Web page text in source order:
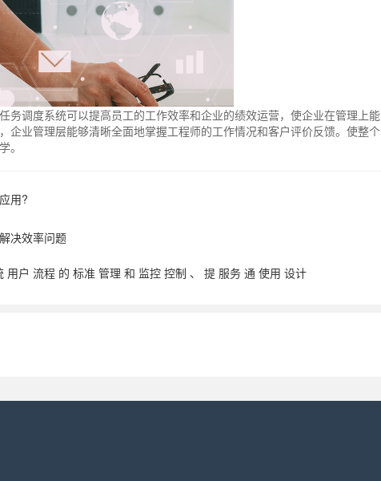
务调度系统可以提高员工的工作效率和企业的绩效运营，使企业在管理上能
企业管理层能够清晰全面地掌握工程师的工作情况和客户评价反馈。使整个
。
用?
决效率问题
用户 流程 的 标准 管理 和 监控 控制 、 提 服务 通 使用 设计